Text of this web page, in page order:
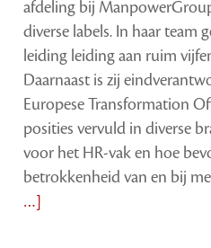
afdeling bij
diverse labels. In haar team
leiding leiding aan ruim
Daarnaast is zij
Europese Transformation
posities vervuld in diverse
voor het HR-vak en hoe
betrokkenheid van en bij
…]